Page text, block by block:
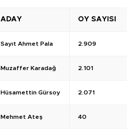
ADAY OY SAYISI
Sayıt Ahmet Pala 2.909
Muzaffer Karadağ 2.101
Hüsamettin Gürsoy 2.071
Mehmet Ateş 40